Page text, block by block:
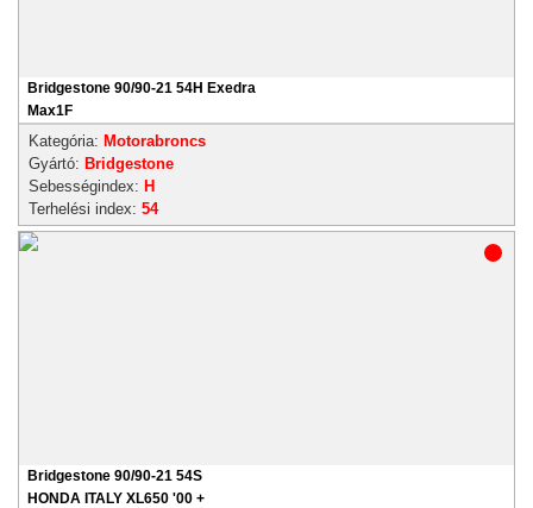
Bridgestone 90/90-21 54H Exedra
Max1F
Kategória: Motorabroncs
Gyártó: Bridgestone
Sebességindex: H
Terhelési index: 54
Bridgestone 90/90-21 54S
HONDA ITALY XL650 '00 +